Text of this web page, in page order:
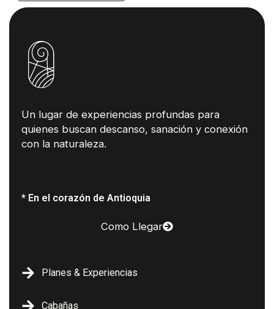
Un lugar de experiencias profundas para
quienes buscan descanso, sanación y conexión
con la naturaleza.
* En el corazón de Antioquia
Como Llegar
Planes & Experiencias
Cabañas